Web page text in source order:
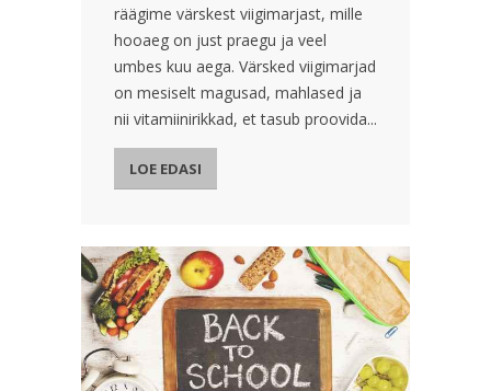
räägime värskest viigimarjast, mille
hooaeg on just praegu ja veel
umbes kuu aega. Värsked viigimarjad
on mesiselt magusad, mahlased ja
nii vitamiinirikkad, et tasub proovida...
LOE EDASI